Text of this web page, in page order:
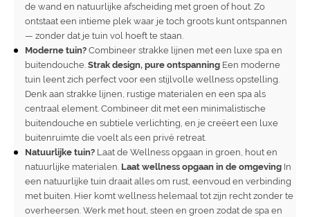
de wand en natuurlijke afscheiding met groen of hout. Zo
ontstaat een intieme plek waar je toch groots kunt ontspannen
— zonder dat je tuin vol hoeft te staan.
Moderne tuin? Combineer strakke lijnen met een luxe spa en
buitendouche. Strak design, pure ontspanning Een moderne
tuin leent zich perfect voor een stijlvolle wellness opstelling.
Denk aan strakke lijnen, rustige materialen en een spa als
centraal element. Combineer dit met een minimalistische
buitendouche en subtiele verlichting, en je creëert een luxe
buitenruimte die voelt als een privé retreat.
Natuurlijke tuin? Laat de Wellness opgaan in groen, hout en
natuurlijke materialen. Laat wellness opgaan in de omgeving In
een natuurlijke tuin draait alles om rust, eenvoud en verbinding
met buiten. Hier komt wellness helemaal tot zijn recht zonder te
overheersen. Werk met hout, steen en groen zodat de spa en